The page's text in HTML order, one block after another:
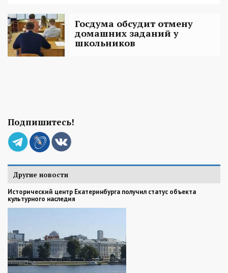
Госдума обсудит отмену
домашних заданий у
школьников
Подпишитесь!
Другие новости
Исторический центр Екатеринбурга получил статус объекта
культурного наследия